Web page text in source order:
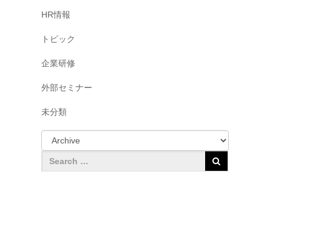
HR情報
トピック
企業研修
外部セミナー
未分類